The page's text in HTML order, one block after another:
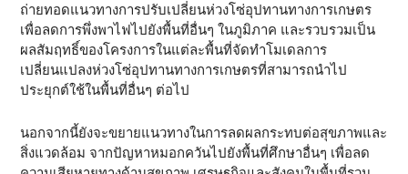
ถ่ายทอดแนวทางการปรับเปลี่ยนห่วงโซ่อุปทานทางการเกษตร
เพื่อลดการพึ่งพาไฟไปยังพื้นที่อื่นๆ ในภูมิภาค และรวบรวมเป็น
ผลสัมฤทธิ์ของโครงการในแต่ละพื้นที่จัดทำโมเดลการ
เปลี่ยนแปลงห่วงโซ่อุปทานทางการเกษตรที่สามารถนำไป
ประยุกต์ใช้ในพื้นที่อื่นๆ ต่อไป
นอกจากนี้ยังจะขยายแนวทางในการลดผลกระทบต่อสุขภาพและ
สิ่งแวดล้อม จากปัญหาหมอกควันไปยังพื้นที่ศึกษาอื่นๆ เพื่อลด